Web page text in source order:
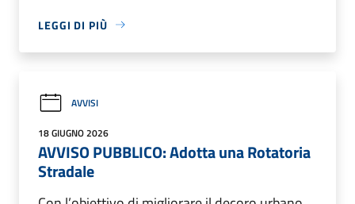
LEGGI DI PIÙ
AVVISI
18 GIUGNO 2026
AVVISO PUBBLICO: Adotta una Rotatoria
Stradale